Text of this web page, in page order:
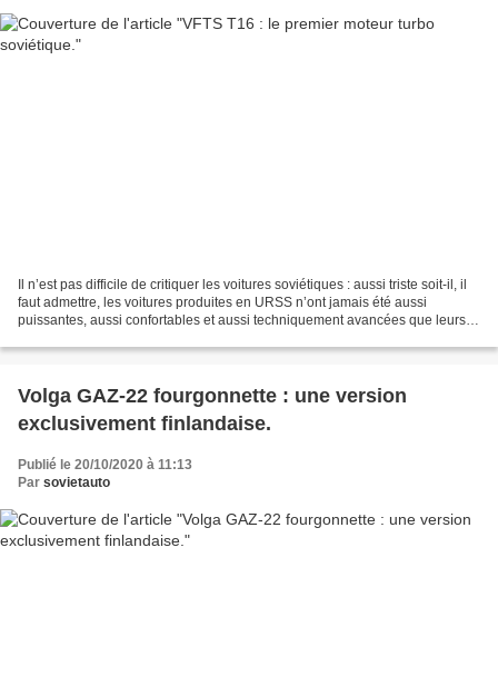
Il n’est pas difficile de critiquer les voitures soviétiques : aussi triste soit-il, il
faut admettre, les voitures produites en URSS n’ont jamais été aussi
puissantes, aussi confortables et aussi techniquement avancées que leurs
Volga GAZ-22 fourgonnette : une version
exclusivement finlandaise.
Publié le 20/10/2020 à 11:13
Par sovietauto